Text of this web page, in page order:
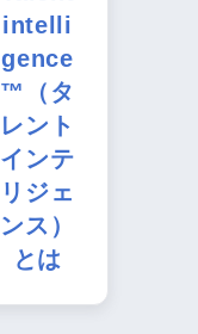
intelli
gence
™（タ
レント
インテ
リジェ
ンス）
とは